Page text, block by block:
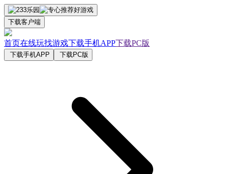
下载客户端
首页在线玩找游戏下载手机APP下载PC版
下载手机APP 下载PC版